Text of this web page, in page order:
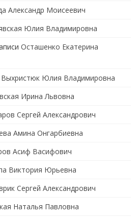
Александр Моисеевич
Юлия Владимировна
Осташенко Екатерина
Выхристюк Юлия Владимировна
Ирина Львовна
Сергей Александрович
Амина Онгарбиевна
Асиф Васифович
Виктория Юрьевна
Сергей Александрович
Наталья Павловна